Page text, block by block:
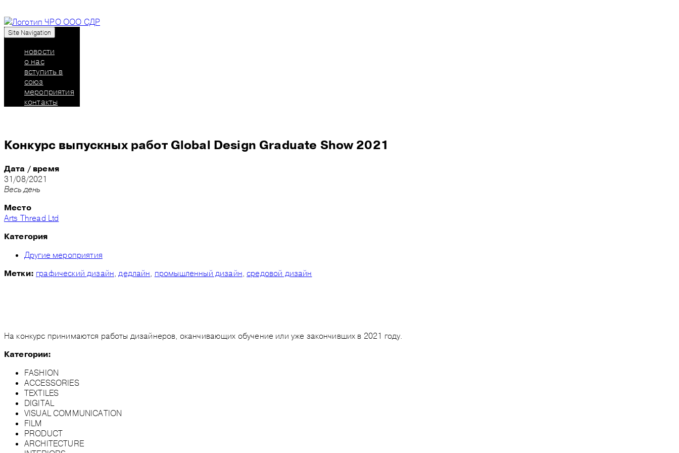
Союз дизайнеров России: челябинское региональное отделение
Site Navigation
новости
о нас
вступить в
союз
мероприятия
контакты
Конкурс выпускных работ Global Design Graduate Show 2021
Дата / время
31/08/2021
Весь день
Место
Arts Thread Ltd
Категория
Другие мероприятия
Метки: графический дизайн дедлайн промышленный дизайн ,средовой дизайн
На конкурс принимаются работы дизайнеров, оканчивающих обучение или уже закончивших в 2021 году.
Категории:
FASHION
ACCESSORIES
TEXTILES
DIGITAL
VISUAL COMMUNICATION
FILM
PRODUCT
ARCHITECTURE